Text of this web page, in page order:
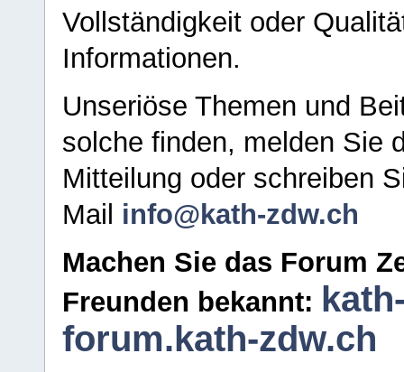
Vollständigkeit oder
Informationen.
Unseriöse Themen und
solche finden, melden Sie
Mitteilung oder schreiben
Mail info@kath-zdw.ch
Machen Sie das Forum
Freunden bekannt:
forum.kath-zdw.ch